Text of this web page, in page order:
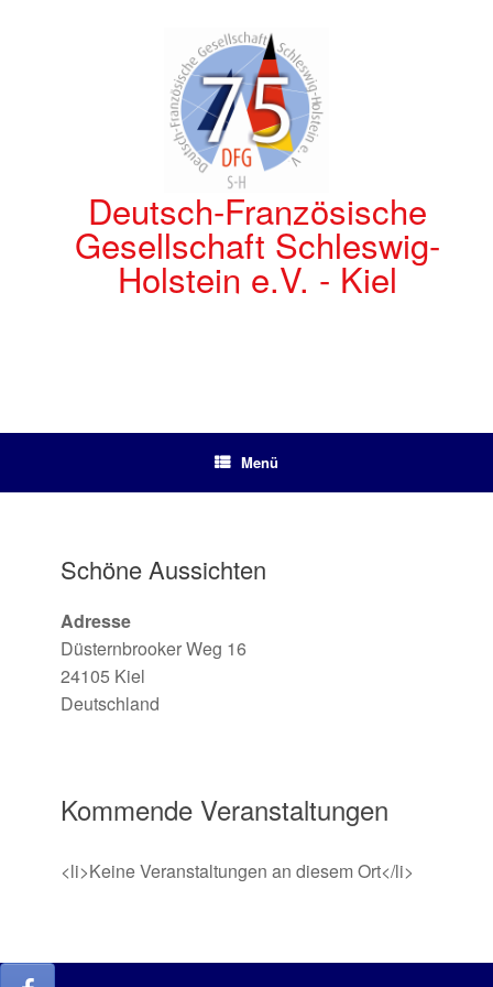
Deutsch-Französische
Gesellschaft Schleswig-
Holstein e.V. - Kiel
Menü
Schöne Aussichten
Adresse
Düsternbrooker Weg 16
24105 Kiel
Deutschland
Kommende Veranstaltungen
<li>Keine Veranstaltungen an diesem Ort</li>